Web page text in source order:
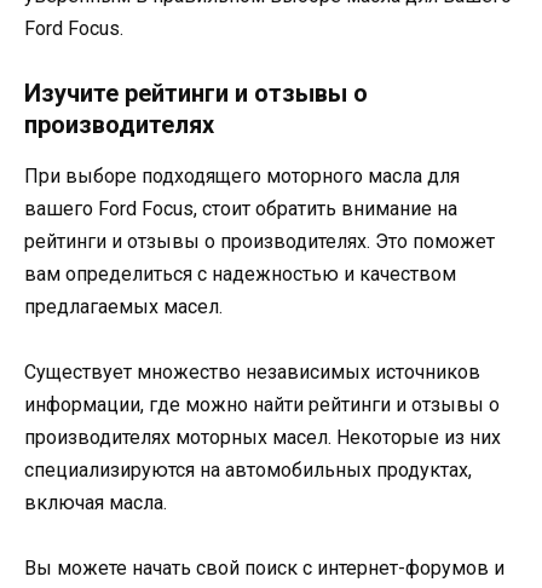
Ford Focus.
Изучите рейтинги и отзывы о
производителях
При выборе подходящего моторного масла для
вашего Ford Focus, стоит обратить внимание на
рейтинги и отзывы о производителях. Это поможет
вам определиться с надежностью и качеством
предлагаемых масел.
Существует множество независимых источников
информации, где можно найти рейтинги и отзывы о
производителях моторных масел. Некоторые из них
специализируются на автомобильных продуктах,
включая масла.
Вы можете начать свой поиск с интернет-форумов и